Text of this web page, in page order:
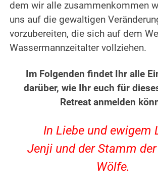
dem wir alle zusammenkommen
uns auf die gewaltigen
vorzubereiten, die sich auf dem
Wassermannzeitalter vollziehen.
Im Folgenden findet Ihr alle
darüber, wie Ihr euch für
Retreat anmelden
In Liebe und ewigem
Jenji und der Stamm
Wölfe.